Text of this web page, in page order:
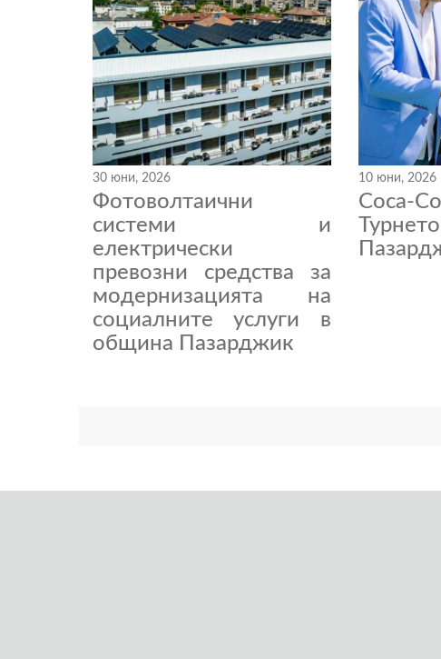
30 юни, 2026
Фотоволтаични
системи и
електрически
превозни средства за
модернизацията на
социалните услуги в
община Пазарджик
10 юни, 2026
Coca-